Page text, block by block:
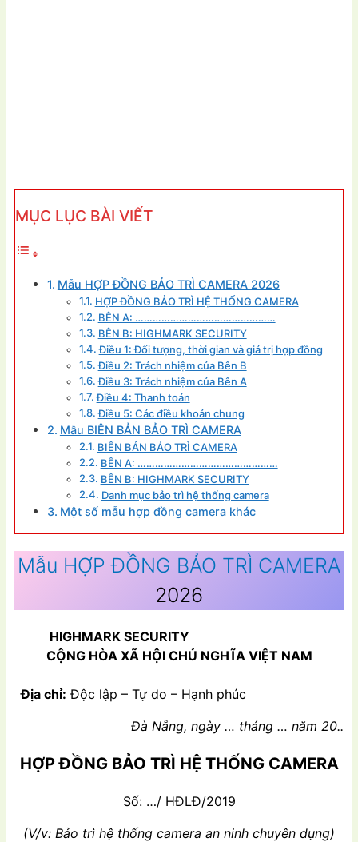
MỤC LỤC BÀI VIẾT
Mẫu HỢP ĐỒNG BẢO TRÌ CAMERA 2026
HỢP ĐỒNG BẢO TRÌ HỆ THỐNG CAMERA
BÊN A: …………………………………………
BÊN B: HIGHMARK SECURITY
Điều 1: Đối tượng, thời gian và giá trị hợp đồng
Điều 2: Trách nhiệm của Bên B
Điều 3: Trách nhiệm của Bên A
Điều 4: Thanh toán
Điều 5: Các điều khoản chung
Mẫu BIÊN BẢN BẢO TRÌ CAMERA
BIÊN BẢN BẢO TRÌ CAMERA
BÊN A: …………………………………………
BÊN B: HIGHMARK SECURITY
Danh mục bảo trì hệ thống camera
Một số mẫu hợp đồng camera khác
Mẫu HỢP ĐỒNG BẢO TRÌ CAMERA
2026
HIGHMARK SECURITY
CỘNG HÒA XÃ HỘI CHỦ NGHĨA VIỆT NAM
Địa chỉ: Độc lập – Tự do – Hạnh phúc
Đà Nẵng, ngày … tháng … năm 20..
HỢP ĐỒNG BẢO TRÌ HỆ THỐNG CAMERA
Số: …/ HĐLĐ/2019
(V/v: Bảo trì hệ thống camera an ninh chuyên dụng)